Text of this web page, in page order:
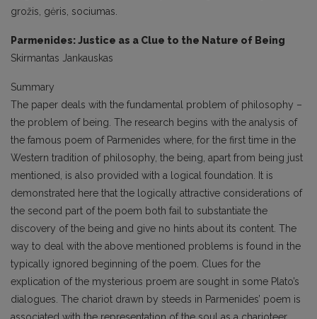
grožis, gėris, sociumas.
Parmenides: Justice as a Clue to the Nature of Being
Skirmantas Jankauskas
Summary
The paper deals with the fundamental problem of philosophy –
the problem of being. The research begins with the analysis of
the famous poem of Parmenides where, for the first time in the
Western tradition of philosophy, the being, apart from being just
mentioned, is also provided with a logical foundation. It is
demonstrated here that the logically attractive considerations of
the second part of the poem both fail to substantiate the
discovery of the being and give no hints about its content. The
way to deal with the above mentioned problems is found in the
typically ignored beginning of the poem. Clues for the
explication of the mysterious proem are sought in some Plato’s
dialogues. The chariot drawn by steeds in Parmenides’ poem is